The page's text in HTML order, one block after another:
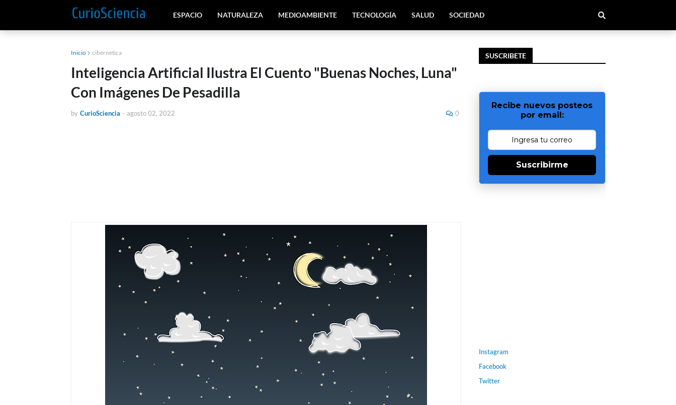
ESPACIO NATURALEZA MEDIOAMBIENTE TECNOLOGÍA SALUD SOCIEDAD
Inicio cibernetica
Inteligencia Artificial Ilustra El Cuento "Buenas Noches, Luna"
Con Imágenes De Pesadilla
by CurioSciencia - agosto 02, 2022 0
SUSCRIBETE
Recibe nuevos posteos
por email:
Suscribirme
Instagram
Facebook
Twitter